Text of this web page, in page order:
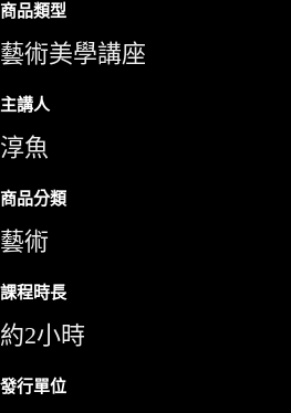
商品類型
藝術美學講座
主講人
淳魚
商品分類
藝術
課程時長
約2小時
發行單位